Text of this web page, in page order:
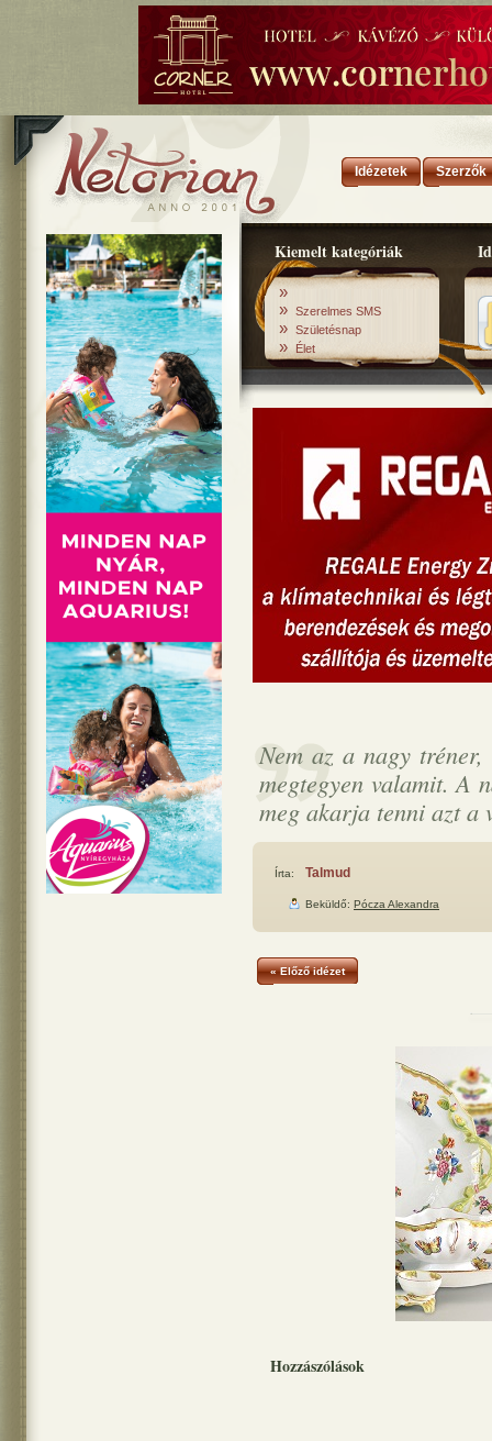
Idézetek Szerzők
Kiemelt kategóriák
»
» Szerelmes SMS
» Születésnap
» Élet
Nem az a nagy
megtegyen valamit. A
meg akarja tenni azt a
Írta: Talmud
Beküldő: Pócza Alexandra
« Előző idézet
Hozzászólások